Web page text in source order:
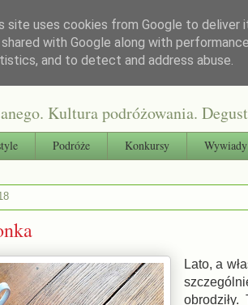
słowa
Kultura podróżowania.
Podróże Konkursy Wywiady
Lato, a
site uses cookies from Google to deliver
with Google along with
and to detect and address abuse.